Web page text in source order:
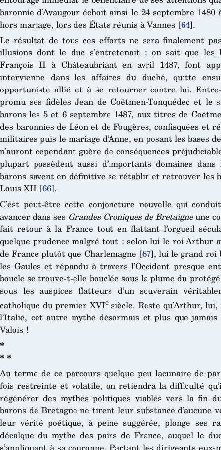
baronnie d’Avaugour échoit ainsi le 24 septembre
hors mariage, lors des États réunis à Vannes [64].
Le résultat de tous ces efforts ne sera finalement
illusions dont le duc s’entretenait : on sait que les
François II à Châteaubriant en avril 1487, font
intervienne dans les affaires du duché, quitte
opportuniste allié et à se retourner contre lui.
promu ses fidèles Jean de Coëtmen-Tonquédec et
barons les 5 et 6 septembre 1487, aux titres de
des baronnies de Léon et de Fougères, confisquées et
militaires puis le mariage d’Anne, en posant les bases
n’auront cependant guère de conséquences
plupart possèdent aussi d’importants domaines
barons savent en définitive se rétablir et retrouver les
Louis XII [66].
C’est peut-être cette conjoncture nouvelle qui
avancer dans ses Grandes Croniques de Bretaigneune
fait retour à la France tout en flattant l’orgueil
quelque prudence malgré tout : selon lui le roi Arthur
de France plutôt que Charlemagne [67], lui le grand roi
les Gaules et répandu à travers l’Occident presque
boucle se trouve-t-elle bouclée sous la plume du
sous les auspices flatteurs d’un souverain
catholique du premier XVIesiècle. Reste qu’Arthur,
l’Italie, cet autre mythe désormais et plus que
Valois !
*
* *
Au terme de ce parcours quelque peu lacunaire de
fois restreinte et volatile, on retiendra la difficulté
régénérer des mythes politiques viables vers la fin
barons de Bretagne ne tirent leur substance d’aucune
leur vérité poétique, à peine suggérée, plonge ses
décalque du mythe des pairs de France, auquel le
s’appliquant à sa couronne. Partant les dirigeants